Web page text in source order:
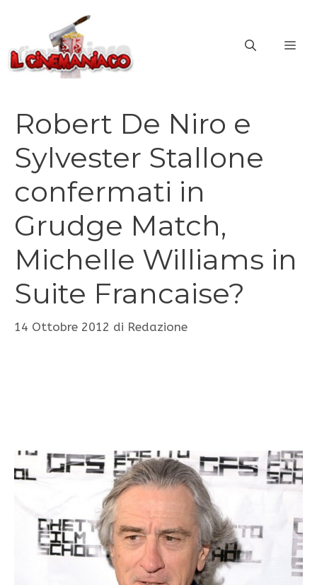
contenuto
Robert De Niro e
Sylvester Stallone
confermati in
Grudge Match,
Michelle Williams in
Suite Francaise?
14 Ottobre 2012 di Redazione